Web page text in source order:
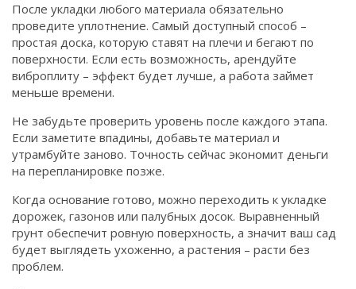
После укладки любого материала обязательно
проведите уплотнение. Самый доступный способ –
простая доска, которую ставят на плечи и бегают по
поверхности. Если есть возможность, арендуйте
виброплиту – эффект будет лучше, а работа займет
меньше времени.
Не забудьте проверить уровень после каждого этапа.
Если заметите впадины, добавьте материал и
утрамбуйте заново. Точность сейчас экономит деньги
на перепланировке позже.
Когда основание готово, можно переходить к укладке
дорожек, газонов или палубных досок. Выравненный
грунт обеспечит ровную поверхность, а значит ваш сад
будет выглядеть ухоженно, а растения – расти без
проблем.